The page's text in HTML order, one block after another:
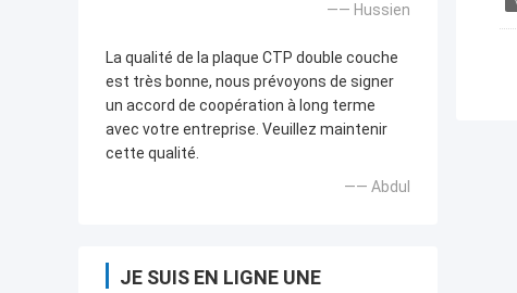
—— Hussien
La qualité de la plaque CTP double couche
est très bonne, nous prévoyons de signer
un accord de coopération à long terme
avec votre entreprise. Veuillez maintenir
cette qualité.
—— Abdul
JE SUIS EN LIGNE UNE